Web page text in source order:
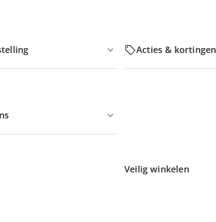
Acties & kortingen
Veilig winkelen